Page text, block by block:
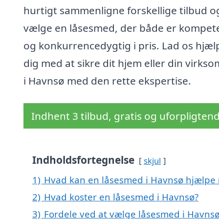
hurtigt sammenligne forskellige tilbud
vælge en låsesmed, der både er
og konkurrencedygtig i pris. Lad os
dig med at sikre dit hjem eller din
i Havnsø med den rette ekspertise.
Indhent 3 tilbud, gratis og
Indholdsfortegnelse skjul
1) Hvad kan en låsesmed i Havnsø hjælpe
2) Hvad koster en låsesmed i Havnsø?
3) Fordele ved at vælge låsesmed i